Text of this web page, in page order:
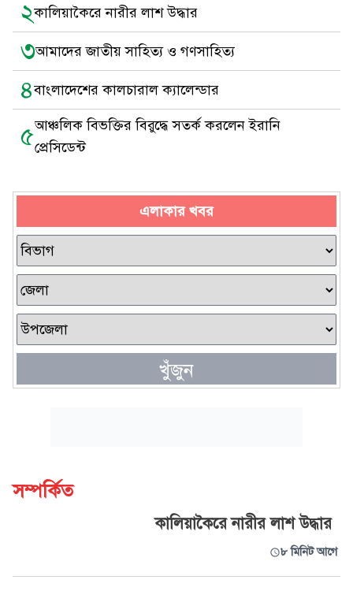
২কালিয়াকৈরে নারীর লাশ উদ্ধার
৩আমাদের জাতীয় সাহিত্য ও গণসাহিত্য
৪বাংলাদেশের কালচারাল ক্যালেন্ডার
৫আঞ্চলিক বিভক্তির বিরুদ্ধে সতর্ক করলেন ইরানি
প্রেসিডেন্ট
এলাকার খবর
খুঁজুন
সম্পর্কিত
কালিয়াকৈরে নারীর লাশ উদ্ধার
৮ মিনিট আগে